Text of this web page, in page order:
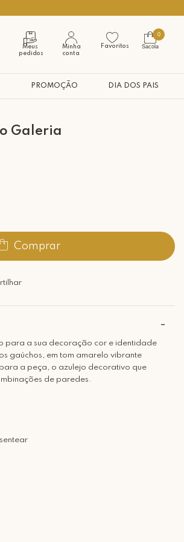
Meus
pedidos
Minha
conta
Favoritos
0
Sacola
PROMOÇÃO DIA DOS PAIS
Galeria
Comprar
para a sua decoração cor e identidade
gaúchos, em tom amarelo vibrante
a peça, o azulejo decorativo que
de paredes.